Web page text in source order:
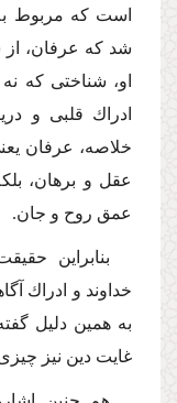
است كه مربوط
شد كه عرفان،
او، شناختى كه
ادراك قلبى و
خلاصه، عرفان
عقل و برهان،
عمق روح و جان.
بنابراین
خداوند و ادراك
به همین دلیل
غایت دین نیز